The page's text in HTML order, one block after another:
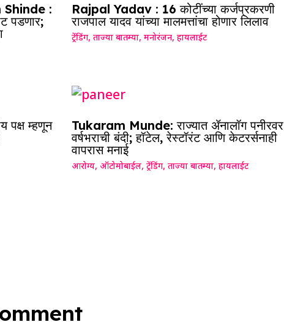
:
पडणार;
Rajpal Yadav : 16 कोटींच्या कर्जप्रकरणी
राजपाल यादव यांच्या मालमत्तांचा होणार लिलाव
ट्रेंडिंग, ताज्या बातम्या, मनोरंजन, हायलाईट
म्हणून
Tukaram Munde: राज्यात ॲनालॉग पनीरवर
वर्षभराची बंदी; हॉटेल, रेस्टॉरंट आणि केटरर्सनाही
वापरास मनाई
आरोग्य, ऑटोमोबाईल, ट्रेंडिंग, ताज्या बातम्या, हायलाईट